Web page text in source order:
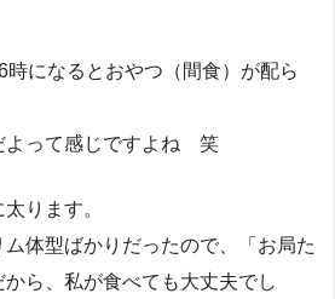
になるとおやつ（間食）が配ら
よって感じですよね 笑
ります。
体型ばかりだったので、「お局た
ら、私が食べても大丈夫でし